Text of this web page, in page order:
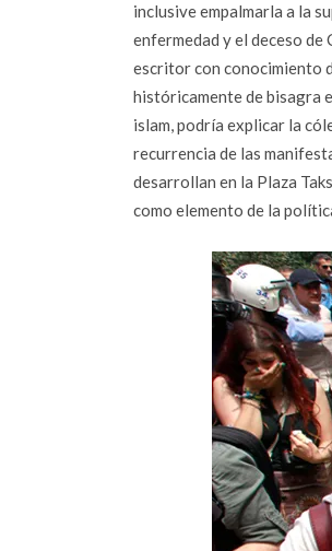
inclusive empalmarla a la
enfermedad y el deceso
escritor con conocimiento
históricamente de bisagra
islam, podría explicar la
recurrencia de las
desarrollan en la Plaza
como elemento de la